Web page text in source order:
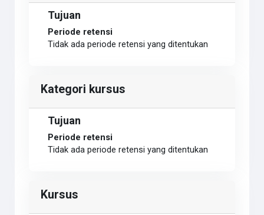
Tujuan
Periode retensi
Tidak ada periode retensi yang ditentukan
Kategori kursus
Tujuan
Periode retensi
Tidak ada periode retensi yang ditentukan
Kursus